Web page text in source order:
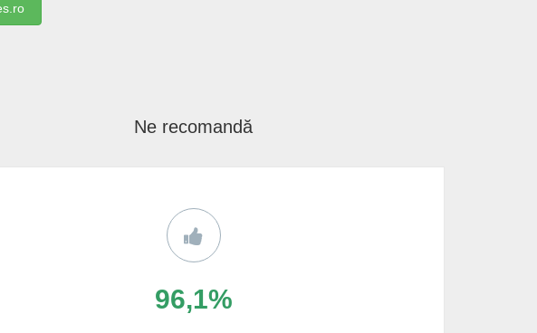
Ne recomandă
96,1%